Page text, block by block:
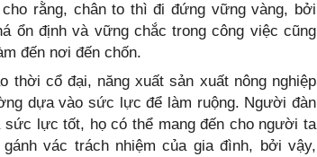
rằng, chân to thì đi đứng vững vàng, bởi
ổn định và vững chắc trong công việc cũng
đến nơi đến chốn.
thời cổ đại, năng xuất sản xuất nông nghiệp
dựa vào sức lực để làm ruộng. Người đàn
sức lực tốt, họ có thể mang đến cho người ta
vác trách nhiệm của gia đình, bởi vậy,